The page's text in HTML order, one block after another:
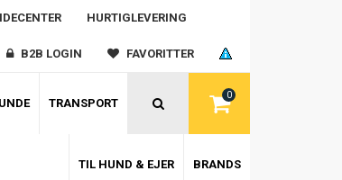
HURTIGLEVERING
B2B LOGIN FAVORITTER
0
TRANSPORT
TIL HUND & EJER BRANDS